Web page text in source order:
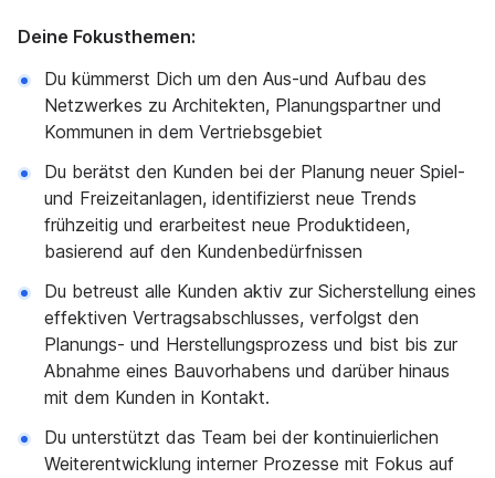
Deine Fokusthemen:
Du kümmerst Dich um den Aus-und Aufbau des
Netzwerkes zu Architekten, Planungspartner und
Kommunen in dem Vertriebsgebiet
Du berätst den Kunden bei der Planung neuer Spiel-
und Freizeitanlagen, identifizierst neue Trends
frühzeitig und erarbeitest neue Produktideen,
basierend auf den Kundenbedürfnissen
Du betreust alle Kunden aktiv zur Sicherstellung eines
effektiven Vertragsabschlusses, verfolgst den
Planungs- und Herstellungsprozess und bist bis zur
Abnahme eines Bauvorhabens und darüber hinaus
mit dem Kunden in Kontakt.
Du unterstützt das Team bei der kontinuierlichen
Weiterentwicklung interner Prozesse mit Fokus auf